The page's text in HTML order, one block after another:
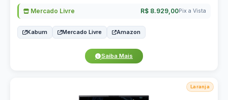
Mercado Livre R$ 8.929,00Pix a Vista
Kabum Mercado Livre Amazon
Saiba Mais
Laranja